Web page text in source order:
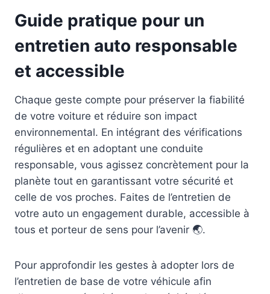
Guide pratique pour un
entretien auto responsable
et accessible
Chaque geste compte pour préserver la fiabilité
de votre voiture et réduire son impact
environnemental. En intégrant des vérifications
régulières et en adoptant une conduite
responsable, vous agissez concrètement pour la
planète tout en garantissant votre sécurité et
celle de vos proches. Faites de l’entretien de
votre auto un engagement durable, accessible à
tous et porteur de sens pour l’avenir 🌏.
Pour approfondir les gestes à adopter lors de
l’entretien de base de votre véhicule afin